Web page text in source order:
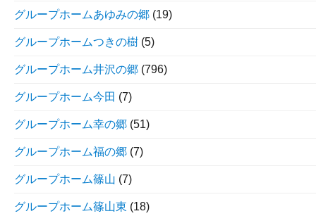
グループホームあゆみの郷 (19)
グループホームつきの樹 (5)
グループホーム井沢の郷 (796)
グループホーム今田 (7)
グループホーム幸の郷 (51)
グループホーム福の郷 (7)
グループホーム篠山 (7)
グループホーム篠山東 (18)